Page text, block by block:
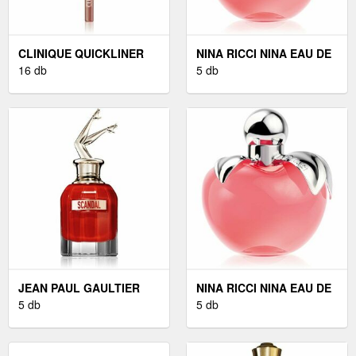
CLINIQUE QUICKLINER
FOR LIPS
16 db
NINA RICCI NINA EAU DE
TOILETTE HÖLGYEKNEK
5 db
JEAN PAUL GAULTIER
SCANDAL EAU DE
5 db
NINA RICCI NINA EAU DE
TOILETTE HÖLGYEKNEK
5 db